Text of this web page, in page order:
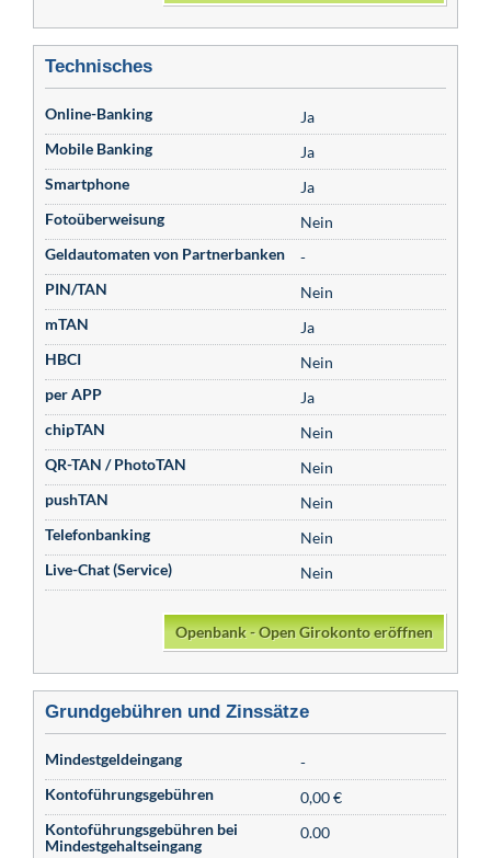
Technisches
Online-Banking
Ja
Mobile Banking
Ja
Smartphone
Ja
Fotoüberweisung
Nein
Geldautomaten von Partnerbanken
-
PIN/TAN
Nein
mTAN
Ja
HBCI
Nein
per APP
Ja
chipTAN
Nein
QR-TAN / PhotoTAN
Nein
pushTAN
Nein
Telefonbanking
Nein
Live-Chat (Service)
Nein
Openbank - Open Girokonto eröffnen
Grundgebühren und Zinssätze
Mindestgeldeingang
-
Kontoführungsgebühren
0,00 €
Kontoführungsgebühren bei
Mindestgehaltseingang
0.00